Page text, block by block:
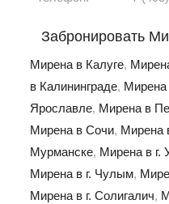
Забронировать
Мирена в Калуге,
в Калининграде, Мирена
Ярославле, Мирена в
Мирена в Сочи, Мирена
Мурманске, Мирена в г.
Мирена в г. Чулым,
Мирена в г. Солигалич,